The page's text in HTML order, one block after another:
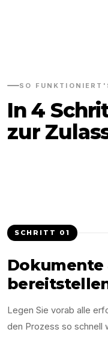
SO
In 4
zur
SCHRITT 01
Dokumente
Legen Sie vorab alle
den Prozess so schnell